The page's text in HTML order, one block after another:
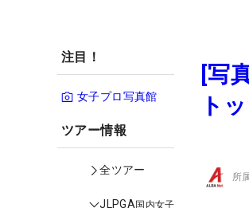
注目！
女子プロ写真館
ツアー情報
全ツアー
JLPGA国内女子
[写
ト
所